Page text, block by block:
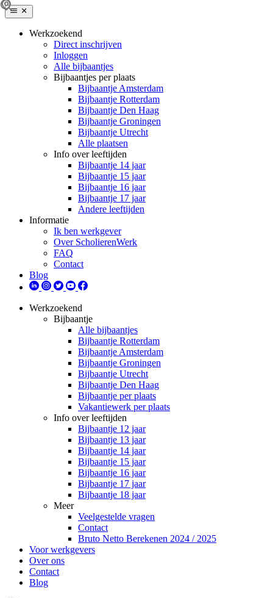
Werkzoekend
Direct inschrijven
Inloggen
Alle bijbaantjes
Bijbaantjes per plaats
Bijbaantje Amsterdam
Bijbaantje Rotterdam
Bijbaantje Den Haag
Bijbaantje Groningen
Bijbaantje Utrecht
Alle plaatsen
Info over leeftijden
Bijbaantje 14 jaar
Bijbaantje 15 jaar
Bijbaantje 16 jaar
Bijbaantje 17 jaar
Andere leeftijden
Informatie
Ik ben werkgever
Over ScholierenWerk
FAQ
Contact
Blog
Werkzoekend
Bijbaantje
Alle bijbaantjes
Bijbaantje Rotterdam
Bijbaantje Amsterdam
Bijbaantje Groningen
Bijbaantje Utrecht
Bijbaantje Den Haag
Bijbaantje per plaats
Vakantiewerk per plaats
Info over leeftijden
Bijbaantje 12 jaar
Bijbaantje 13 jaar
Bijbaantje 14 jaar
Bijbaantje 15 jaar
Bijbaantje 16 jaar
Bijbaantje 17 jaar
Bijbaantje 18 jaar
Meer
Veelgestelde vragen
Contact
Bruto Netto Berekenen 2024 / 2025
Voor werkgevers
Over ons
Contact
Blog